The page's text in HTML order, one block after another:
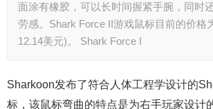
面涂有橡胶，可以长时间握紧手腕，同时
劳感。Shark Force II游戏鼠标目前的价格
12.14美元)。 Shark Force I
Sharkoon发布了符合人体工程学设计的
标，该鼠标弯曲的特点是为右手玩家设计